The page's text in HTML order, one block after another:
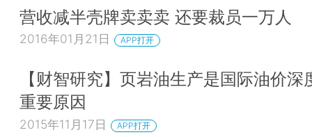
营收减半壳牌卖卖卖 还要裁员一万人
2016年01月21日 APP打开
【财智研究】页岩油生产是国际油价深
重要原因
2015年11月17日 APP打开